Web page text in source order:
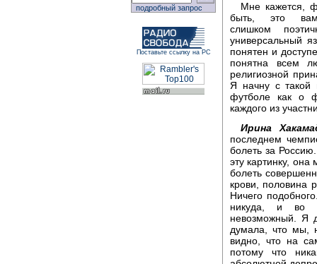
подробный запрос
Поставьте ссылку на РС
Мне кажется,
быть, это вам
слишком
универсальный
понятен и
понятна всем
религиозной
Я начну с такой
футболе как о
каждого из
Ирина
последнем
болеть за
эту картинку,
болеть
крови, половина
Ничего
никуда, и во
невозможный. Я
думала, что мы,
видно, что на
потому что